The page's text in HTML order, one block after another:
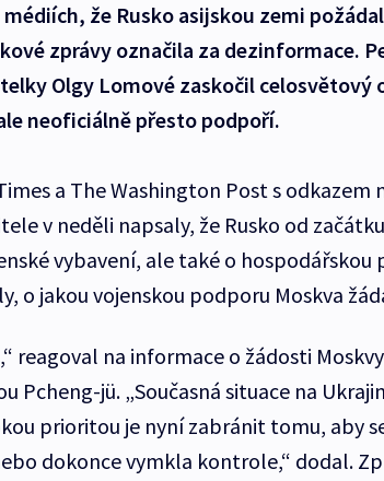
že Rusko asijskou zemi
zprávy označila za dezinformace.
Olgy Lomové zaskočil celosvětový
neoficiálně přesto podpoří.
a The Washington Post s odkazem
v neděli napsaly, že Rusko od
vybavení, ale také o hospodářskou
o jakou vojenskou podporu Moskva
reagoval na informace o žádosti Moskvy
Pcheng-jü. „Současná situace na
prioritou je nyní zabránit tomu, aby
dokonce vymkla kontrole,“ dodal.